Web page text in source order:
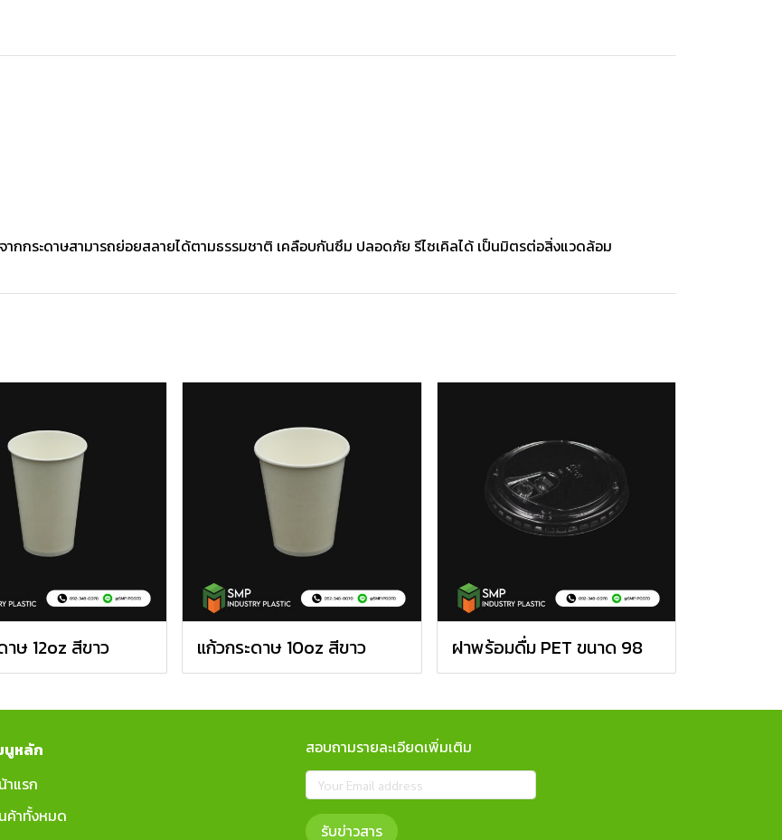
กกระดาษสามารถย่อยสลายได้ตามธรรมชาติ เคลือบกันซึม ปลอดภัย รีไซเคิลได้ เป็นมิตรต่อสิ่งแวดล้อม
าษ 12oz สีขาว แก้วกระดาษ 10oz สีขาว ฝาพร้อมดื่ม PET ขนาด 98
นูหลัก
าแรก
ค้าทั้งหมด
สอบถามรายละเอียดเพิ่มเติม
รับข่าวสาร